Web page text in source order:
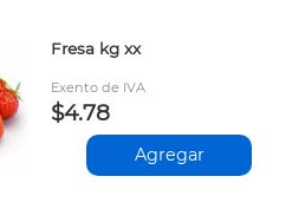
Fresa kg xx
Exento de IVA
$4.78
Agregar